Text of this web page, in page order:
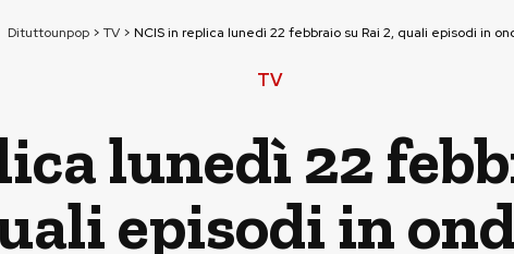
Dituttounpop > TV > NCIS in replica lunedì 22 febbraio su Rai 2, quali episodi in
TV
lunedì 22
episodi in